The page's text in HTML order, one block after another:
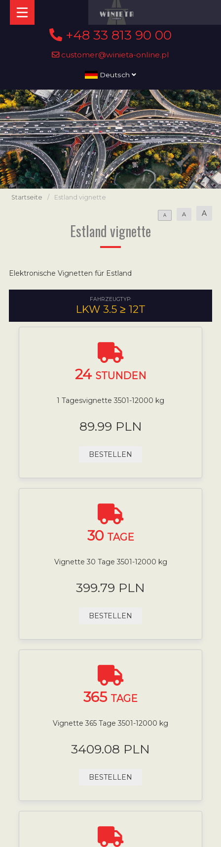
+48 33 813 90 00
customer@winieta-online.pl
Deutsch
Startseite / Estland vignette
A A A
Estland vignette
Elektronische Vignetten für Estland
FAHRZEUGTYP:
LKW 3.5 ≥ 12T
24 STUNDEN
1 Tagesvignette 3501-12000 kg
89.99 PLN
BESTELLEN
30 TAGE
Vignette 30 Tage 3501-12000 kg
399.79 PLN
BESTELLEN
365 TAGE
Vignette 365 Tage 3501-12000 kg
3409.08 PLN
BESTELLEN